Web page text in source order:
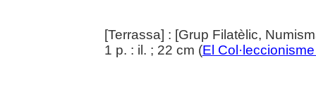
[Terrassa] : [Grup Filatèlic,
1 p. : il. ; 22 cm (El